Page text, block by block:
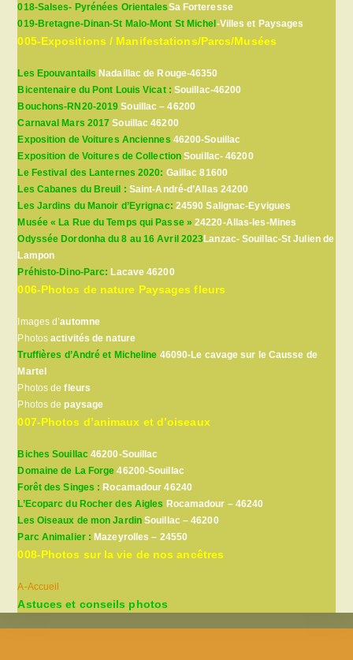
018-Salses- Pyrénées OrientalesSa Forteresse
019-Bretagne-Dinan-St Malo-Mont St Michel-Villes et Paysages
005-Expositions / Manifestations/Parcs/Musées
Les Epouvantails Nadaillac de Rouge-46350
Bicentenaire du Pont Louis Vicat : Souillac-46200
Bouchons-RN20-2019Souillac – 46200
Carnaval Mars 2017 Souillac 46200
Exposition de Voitures Anciennes 46200-Souillac
Exposition de Voitures de Collection Souillac- 46200
Le Festival des Lanternes 2020: Gaillac 81600
Les Cabanes du Breuil : Saint-André-d’Allas 24200
Les Jardins du Manoir d’Eyrignac: 24590 Salignac-Eyvigues
Musée « La Rue du Temps qui Passe » 24220-Allas-les-Mines
Odyssée Dordonha du 8 au 16 Avril 2023Lanzac- Souillac-St Julien de
Lampon
Préhisto-Dino-Parc:Lacave 46200
006-Photos de nature Paysages fleurs
Images d’automne
Photosactivités de nature
Truffières d’André et Micheline 46090-Le cavage sur le Causse de
Martel
Photos defleurs
Photos depaysage
007-Photos d’animaux et d’oiseaux
Biches Souillac46200-Souillac
Domaine de La Forge 46200-Souillac
Forêt des Singes :Rocamadour 46240
L’Ecoparc du Rocher des Aigles Rocamadour – 46240
Les Oiseaux de mon JardinSouillac – 46200
Parc Animalier : Mazeyrolles – 24550
008-Photos sur la vie de nos ancêtres
A-Accueil
Astuces et conseils photos